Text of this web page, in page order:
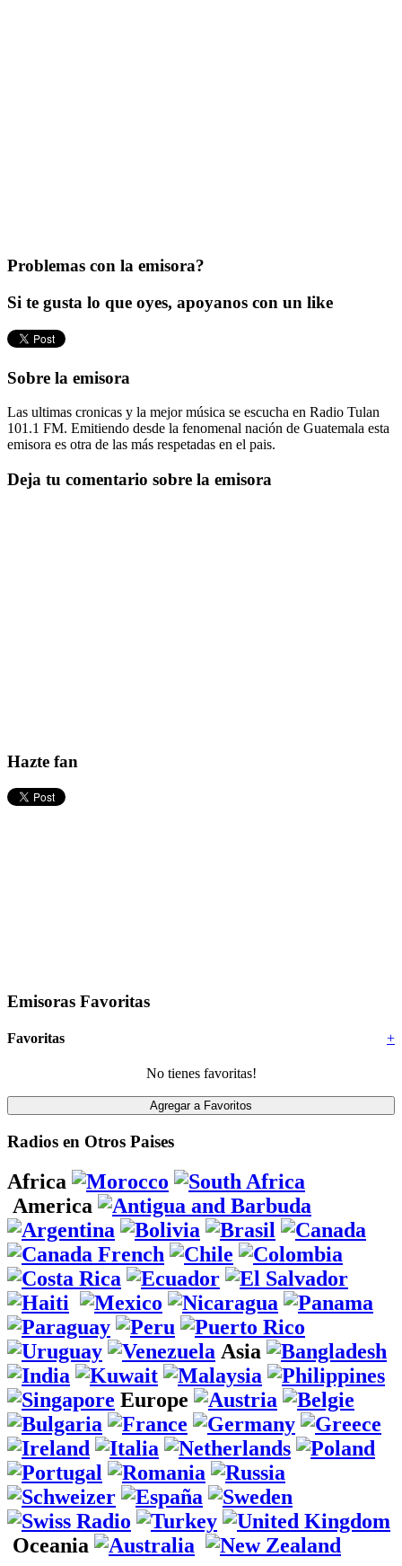
Problemas con la emisora?
Si te gusta lo que oyes, apoyanos con un like
Sobre la emisora
Las ultimas cronicas y la mejor música se escucha en Radio Tulan
101.1 FM. Emitiendo desde la fenomenal nación de Guatemala esta
emisora es otra de las más respetadas en el pais.
Deja tu comentario sobre la emisora
Hazte fan
Emisoras Favoritas
+
Favoritas
No tienes favoritas!
Radios en Otros Paises
Africa
America
Asia
Europe
Oceania